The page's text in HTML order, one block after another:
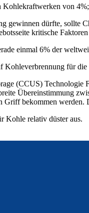
von
gewinnen dürfte, sollte
kritische
einmal 6% der
für
(CCUS)
Übereinstimmung
bekommen
Kohle relativ düster aus.